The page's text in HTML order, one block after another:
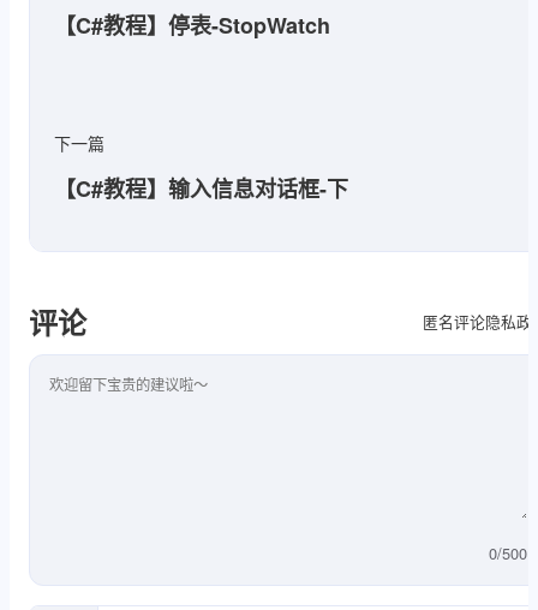
【C#教程】停表-StopWatch
下一篇
【C#教程】输入信息对话框-下
评论 匿名评论隐私政
评论内容
0/500